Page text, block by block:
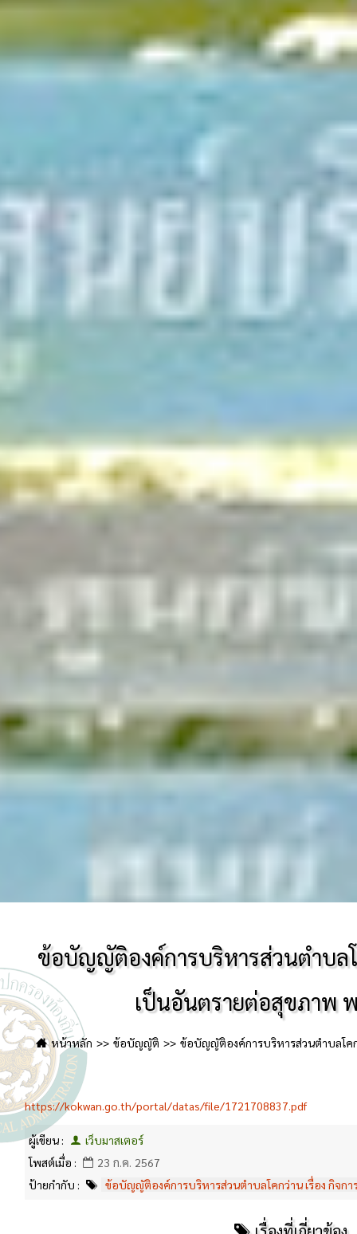
ข้อบัญญัติองค์การบริหารส่วนตําบล
เป็นอันตรายต่อสุขภาพ
หน้าหลัก ข้อบัญญัติ
ข้อบัญญัติองค์การบริหารส่วนตําบลโค
https://kokwan.go.th/portal/datas/file/1721708837.pdf
ผู้เขียน :
เว็บมาสเตอร์
โพสต์เมื่อ :
23 ก.ค. 2567
ป้ายกำกับ :
ข้อบัญญัติองค์การบริหารส่วนตําบลโคกว่าน เรื่อง กิจ